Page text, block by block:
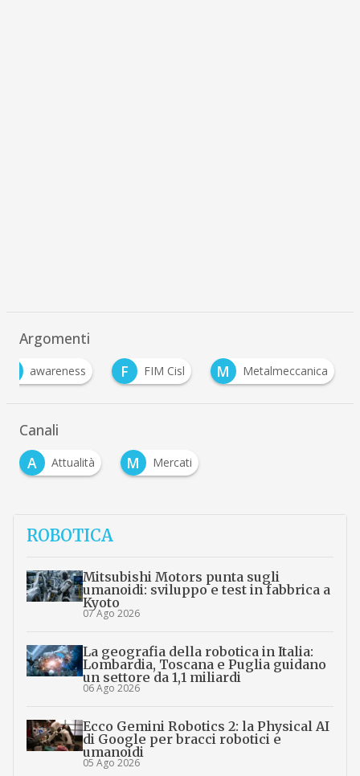
Argomenti
awareness F FIM Cisl M Metalmeccanica
Canali
A
Attualità M Mercati
ROBOTICA
Mitsubishi Motors punta sugli
umanoidi: sviluppo e test in fabbrica a
Kyoto
07 Ago 2026
La geografia della robotica in Italia:
Lombardia, Toscana e Puglia guidano
un settore da 1,1 miliardi
06 Ago 2026
Ecco Gemini Robotics 2: la Physical AI
di Google per bracci robotici e
umanoidi
05 Ago 2026